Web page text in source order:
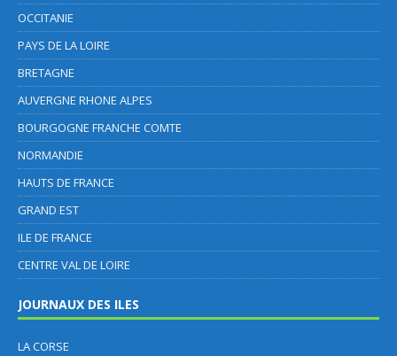
OCCITANIE
PAYS DE LA LOIRE
BRETAGNE
AUVERGNE RHONE ALPES
BOURGOGNE FRANCHE COMTE
NORMANDIE
HAUTS DE FRANCE
GRAND EST
ILE DE FRANCE
CENTRE VAL DE LOIRE
JOURNAUX DES ILES
LA CORSE